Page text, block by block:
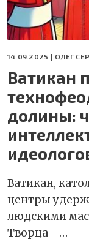
14.09.2025 | ОЛЕГ
Ватикан
долины:
Ватикан,
центры
людскими
Творца –…